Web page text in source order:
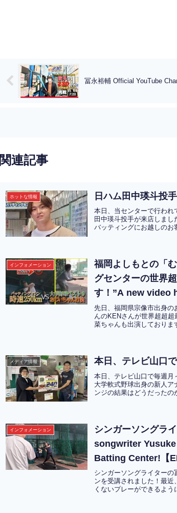
冨永裕輔 Official YouTube
関連記事
ホットな情報 日ハム田中瑛斗投
本日、当センターで行われ
田中瑛斗投手が来店しまし
バッティングにお越しのお
インフォメーション
福岡よしもとの「
グセンターの世界
す！”A new video
Munakattan from
ultra-ultra-fast
先日、福岡県宗像市出身の
んのKENさんが世界超超
菜ちゃんも出演しておりま
メディア情報 本日、テレビ山口
本日、テレビ山口で毎週
大学軟式野球出身の新人
ンジの結果はどうだったの
インフォメーション
シンガーソングラ
songwriter
Batting Center!【
シンガーソングライター
ンを受講されました！最
くないプレーができるよ